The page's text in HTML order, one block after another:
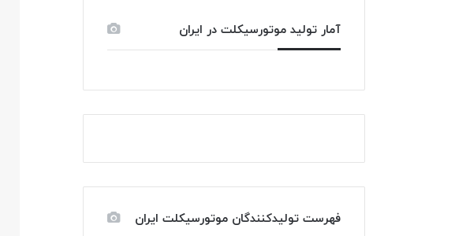
آمار تولید موتورسیکلت در ایران
فهرست تولیدکنندگان موتورسیکلت ایران